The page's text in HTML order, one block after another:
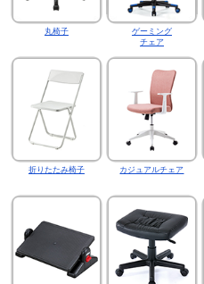
丸椅子
ゲーミング
チェア
折りたたみ椅子 カジュアルチェア